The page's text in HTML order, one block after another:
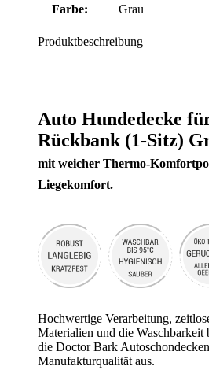
Farbe:
Grau
Produktbeschreibung
Auto Hundedecke
Rückbank (1-Sitz)
mit weicher Thermo-
Liegekomfort.
Hochwertige Verarbeitung,
Materialien und die Waschbarkeit
die Doctor Bark
Manufakturqualität aus.